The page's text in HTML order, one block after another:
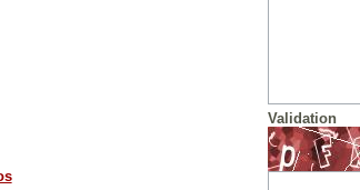
Validation